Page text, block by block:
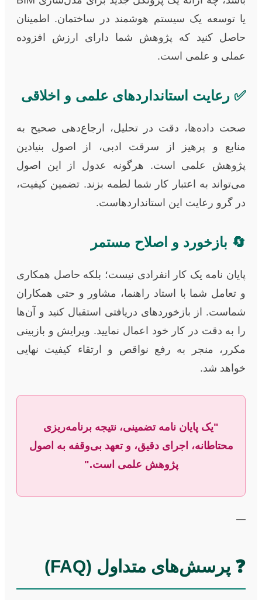
یا توسعه یک سیستم هوشمند در ساختمان. اطمینان
حاصل کنید که پژوهش شما دارای ارزش افزوده
عملی و علمی است.
✅ رعایت استانداردهای علمی و اخلاقی
صحت داده‌ها، دقت در تحلیل، ارجاع‌دهی صحیح به
منابع و پرهیز از سرقت ادبی، از اصول بنیادین
پژوهش علمی است. هرگونه عدول از این اصول
می‌تواند به اعتبار کار شما لطمه بزند. تضمین کیفیت،
در گرو رعایت این استانداردهاست.
🔄 بازخورد و اصلاح مستمر
پایان نامه یک کار انفرادی نیست؛ بلکه حاصل همکاری
و تعامل شما با استاد راهنما، مشاور و حتی همکاران
شماست. از بازخوردهای دریافتی استقبال کنید و آن‌ها
را به دقت در کار خود اعمال نمایید. ویرایش و بازبینی
مکرر، منجر به رفع نواقص و ارتقاء کیفیت نهایی
خواهد شد.
"یک پایان نامه تضمینی، نتیجه برنامه‌ریزی
محتاطانه، اجرای دقیق، و تعهد بی‌وقفه به اصول
پژوهش علمی است."
—
❓ پرسش‌های متداول (FAQ)